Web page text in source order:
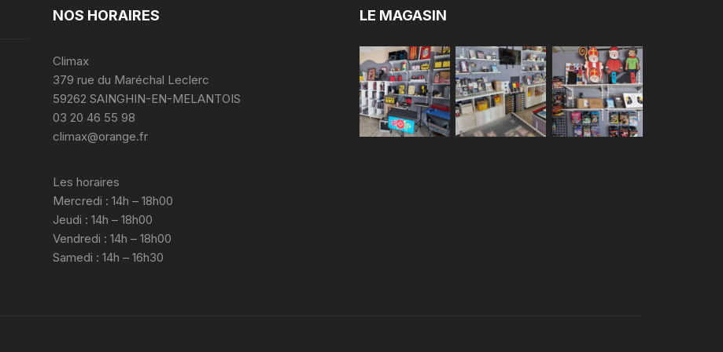
NOS HORAIRES
Climax
379 rue du Maréchal Leclerc
59262 SAINGHIN-EN-MELANTOIS
03 20 46 55 98
climax@orange.fr
Les horaires
Mercredi : 14h – 18h00
Jeudi : 14h – 18h00
Vendredi : 14h – 18h00
Samedi : 14h – 16h30
LE MAGASIN